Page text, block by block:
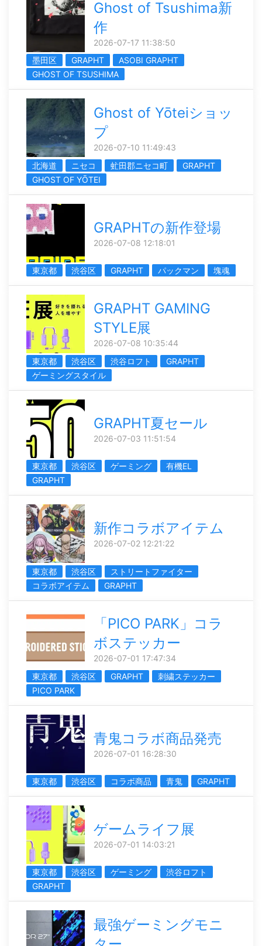
Ghost of Tsushima新
作
2026-07-17 11:38:50
墨田区
GRAPHT
ASOBI GRAPHT
GHOST OF TSUSHIMA
Ghost of Yōteiショッ
プ
2026-07-10 11:49:43
北海道
ニセコ 虻田郡ニセコ町
GRAPHT
GHOST OF YŌTEI
GRAPHTの新作登場
2026-07-08 12:18:01
東京都 渋谷区 GRAPHT パックマン 塊魂
GRAPHT GAMING
STYLE展
2026-07-08 10:35:44
東京都
渋谷区 渋谷ロフト
GRAPHT
ゲーミングスタイル
GRAPHT夏セール
2026-07-03 11:51:54
東京都 渋谷区 ゲーミング
有機EL
GRAPHT
新作コラボアイテム
2026-07-02 12:21:22
東京都 渋谷区
ストリートファイター
コラボアイテム
GRAPHT
「PICO PARK」コラ
ボステッカー
2026-07-01 17:47:34
東京都
渋谷区 GRAPHT
刺繍ステッカー
PICO PARK
青鬼コラボ商品発売
2026-07-01 16:28:30
東京都 渋谷区 コラボ商品 青鬼 GRAPHT
ゲームライフ展
2026-07-01 14:03:21
東京都 渋谷区 ゲーミング
渋谷ロフト
GRAPHT
最強ゲーミングモニ